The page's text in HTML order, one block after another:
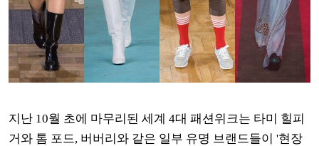
지난 10월 초에 마무리된 세계 4대 패션위크는 타미 힐피
거와 톰 포드, 버버리와 같은 일부 유명 브랜드들이 '현장